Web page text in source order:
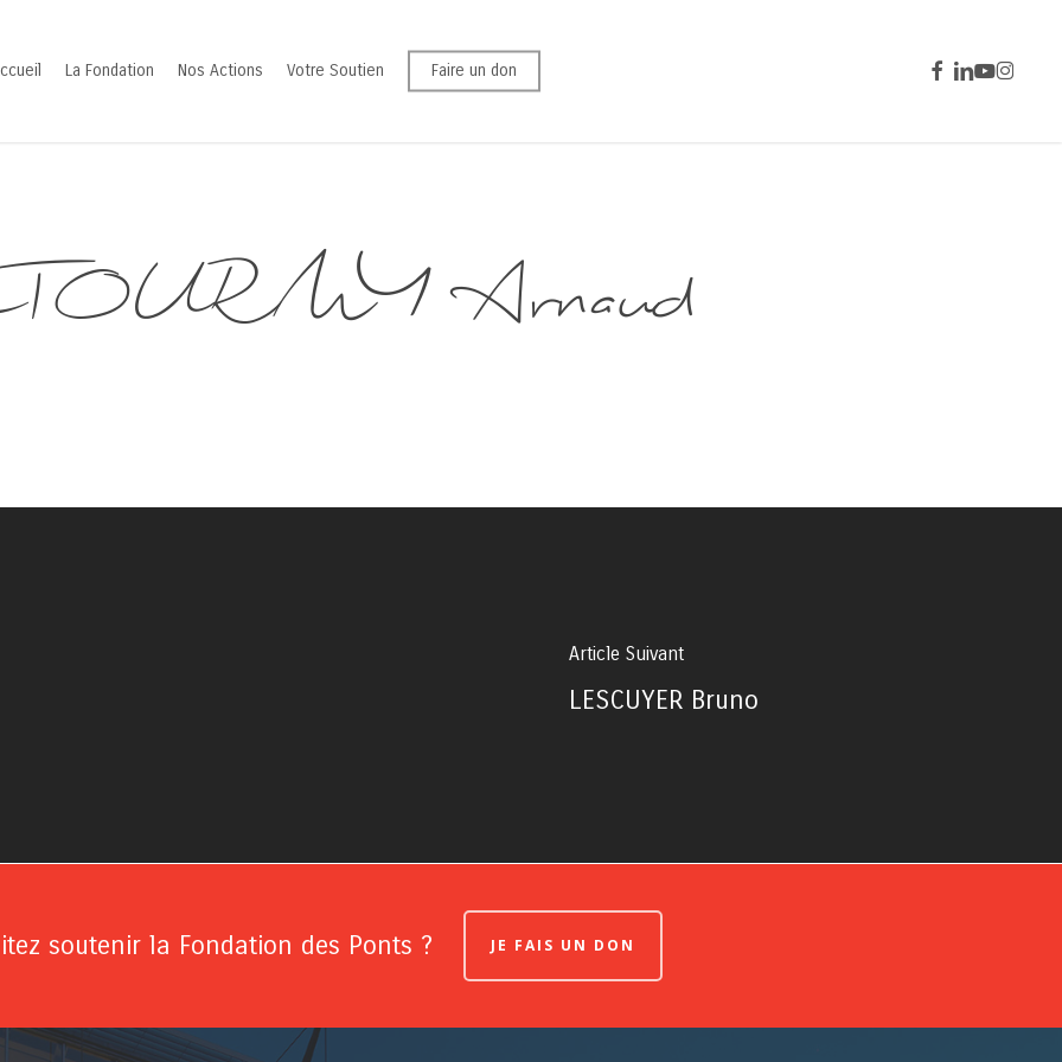
La Fondation Nos Actions Votre Soutien Faire un don facebook
linkedin
youtubeinstagram
Arnaud
Article Suivant
LESCUYER Bruno
soutenir la Fondation des Ponts ? JE FAIS UN DON